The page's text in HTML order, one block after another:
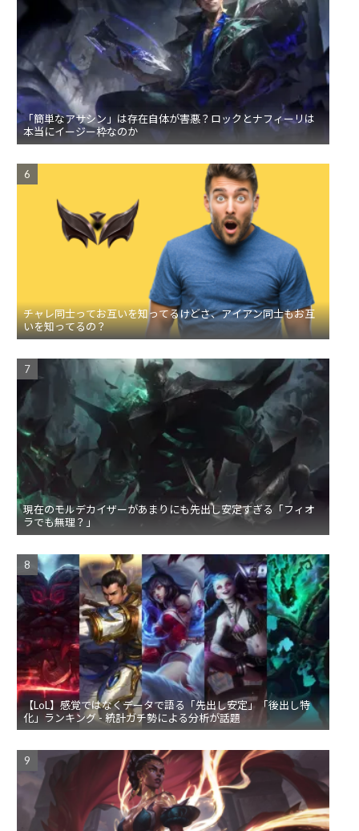
「簡単なアサシン」は存在自体が害悪？ロックとナフィーリは
本当にイージー枠なのか
チャレ同士ってお互いを知ってるけどさ、アイアン同士もお互
いを知ってるの？
現在のモルデカイザーがあまりにも先出し安定すぎる「フィオ
ラでも無理？」
【LoL】感覚ではなくデータで語る「先出し安定」「後出し特
化」ランキング - 統計ガチ勢による分析が話題